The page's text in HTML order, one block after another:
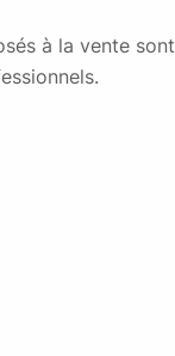
à la vente sont